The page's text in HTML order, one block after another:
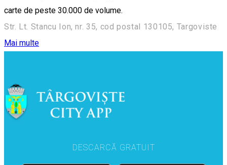
carte de peste 30.000 de volume.
Str. Lt. Stancu Ion, nr. 35, cod postal 130105, Targoviste
Mai multe
DESCARCĂ GRATUIT